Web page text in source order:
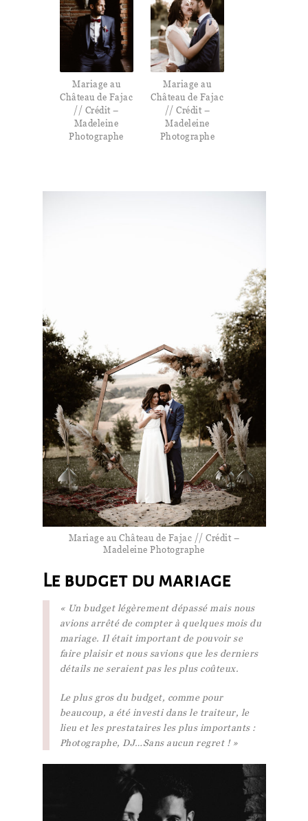
Mariage au
Château de Fajac
// Crédit –
Madeleine
Photographe
Mariage au
Château de Fajac
// Crédit –
Madeleine
Photographe
Mariage au Château de Fajac // Crédit –
Madeleine Photographe
Le budget du mariage
« Un budget légèrement dépassé mais nous
avions arrêté de compter à quelques mois du
mariage. Il était important de pouvoir se
faire plaisir et nous savions que les derniers
détails ne seraient pas les plus coûteux.
Le plus gros du budget, comme pour
beaucoup, a été investi dans le traiteur, le
lieu et les prestataires les plus importants :
Photographe, DJ…Sans aucun regret ! »